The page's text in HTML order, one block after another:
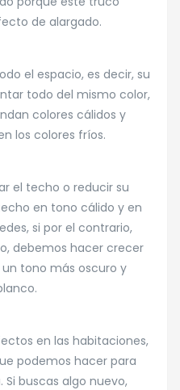
de alargado.
el espacio, es decir, su
todo del mismo color,
colores cálidos y
los colores fríos.
el techo o reducir su
en tono cálido y en
si por el contrario,
debemos hacer crecer
tono más oscuro y
en las habitaciones,
podemos hacer para
buscas algo nuevo,